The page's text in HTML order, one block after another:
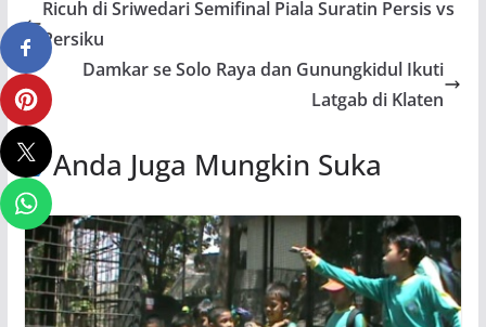
Ricuh di Sriwedari Semifinal Piala Suratin Persis vs
Persiku
Damkar se Solo Raya dan Gunungkidul Ikuti
Latgab di Klaten
Anda Juga Mungkin Suka